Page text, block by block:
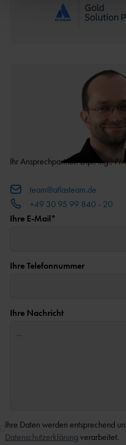
Ihr Ansprechpartner: Dipl. Ing.,
team@atlasteam.de
+49 30 95 99 840 - 20
Ihre E-Mail*
Ihre Telefonnummer
Ihre Nachricht
Ihre Daten werden entsprechend
Datenschutzerklärung verarbeitet.